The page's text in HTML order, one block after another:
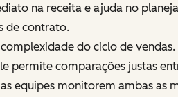
na receita e ajuda no
de contrato.
do ciclo de
permite comparações justas
equipes monitorem ambas as